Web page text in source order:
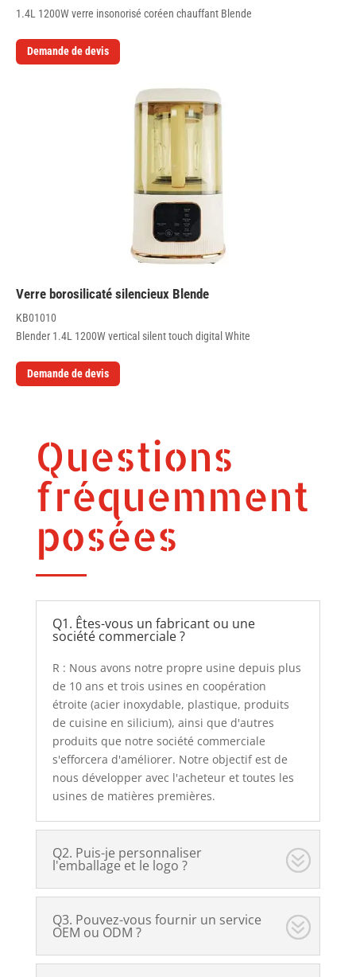
1.4L 1200W verre insonorisé coréen chauffant Blende
Demande de devis
Verre borosilicaté silencieux Blende
KB01010
Blender 1.4L 1200W vertical silent touch digital White
Demande de devis
Questions
fréquemment
posées
Q1. Êtes-vous un fabricant ou une
société commerciale ?
R : Nous avons notre propre usine depuis plus
de 10 ans et trois usines en coopération
étroite (acier inoxydable, plastique, produits
de cuisine en silicium), ainsi que d'autres
produits que notre société commerciale
s'efforcera d'améliorer. Notre objectif est de
nous développer avec l'acheteur et toutes les
usines de matières premières.
Q2. Puis-je personnaliser
l'emballage et le logo ?
Q3. Pouvez-vous fournir un service
OEM ou ODM ?